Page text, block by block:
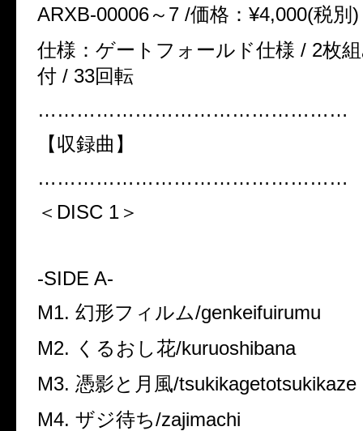
ARXB-00006～7 /価格：¥4,000(税別)
仕様：ゲートフォールド仕様 / 2枚
付 / 33回転
…………………………………………
【収録曲】
…………………………………………
＜DISC 1＞
-SIDE A-
M1. 幻形フィルム/genkeifuirumu
M2. くるおし花/kuruoshibana
M3. 憑影と月風/tsukikagetotsukikaze
M4. ザジ待ち/zajimachi